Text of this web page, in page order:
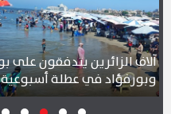
الزائرين يتدفقون على
في عطلة أسبوعية